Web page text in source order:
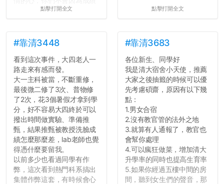
壓力而選擇逃避(作弊)，在
績無法體現你們的努力，但
往後你們正直的態度一定會
讓你們在社會上適應得更
好。最後，那些作弊的同
學，你們要瞭解到作弊對你
們而言是沒有任何好處的，
大學是你們唯一可以勇敢認
錯但不需要付出太大代價的
地方，你們在這時候如果不
會學會...
點擊打開全文 點擊打開全文
#靠清3448
看到這次事件，大四老人一
路走來有感而發。
大一主科被當，不斷重修，
最後微二修了3次、普物修
了2次，花3個暑假才拿到學
分，好不容易大四終於可以
撥出時間做實驗、準備推
甄，結果推甄被教授洗臉成
績怎麼那麼差，lab老師也覺
得憑什麼要留我。
以前多少也看過同學有作
弊，這次看到熱門科系搞出
集體作弊這套，有時候會心
#靠清3683
各位新生、同學好
我是清大宿舍小天使，推薦
大家之後抽籤的時候可以優
先考慮碩齋，原因有以下幾
點：
1.男女合宿
2.沒有教官管的法外之地
3.就算有人通報了，教官也
會幫你處理
4.可以瘋狂做菜，增加清大
升學率的同時也提高生育率
5.如果你經過五樓中間的房
間，聽到女生們的聲音，那